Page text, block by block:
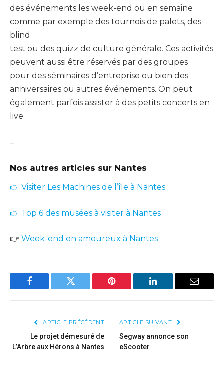
des événements les week-end ou en semaine
comme par exemple des tournois de palets, des
blind
test ou des quizz de culture générale. Ces activités
peuvent aussi être réservés par des groupes
pour des séminaires d’entreprise ou bien des
anniversaires ou autres événements. On peut
également parfois assister à des petits concerts en
live.
–
Nos autres articles sur Nantes
👉 Visiter Les Machines de l’île à Nantes
👉 Top 6 des musées à visiter à Nantes
👉 Week-end en amoureux à Nantes
Facebook Twitter Pinterest LinkedIn Email
ARTICLE PRÉCÉDENT
Le projet démesuré de
L’Arbre aux Hérons à Nantes
ARTICLE SUIVANT
Segway annonce son
eScooter